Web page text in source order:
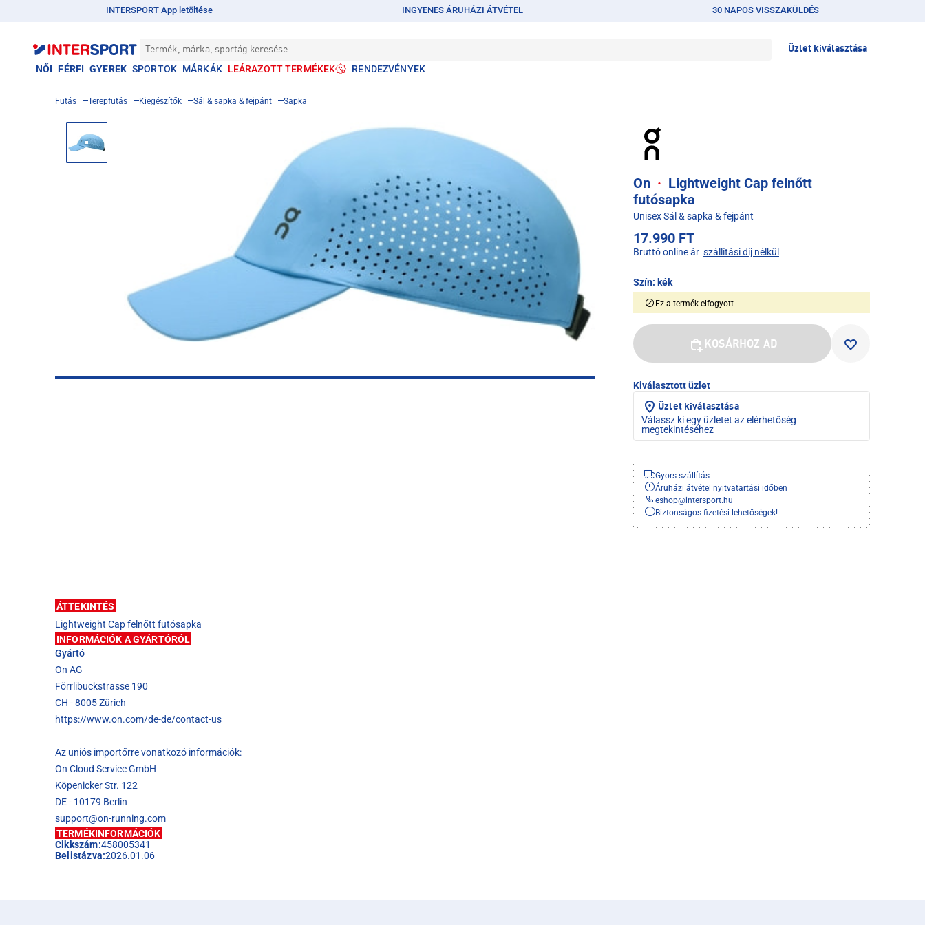
INTERSPORT App letöltése INGYENES ÁRUHÁZI ÁTVÉTEL 30 NAPOS VISSZAKÜLDÉS
Termék, márka, sportág keresése Üzlet kiválasztása
NŐI FÉRFI GYEREK SPORTOK MÁRKÁK LEÁRAZOTT TERMÉKEK RENDEZVÉNYEK
Futás Terepfutás Kiegészítők Sál & sapka & fejpánt Sapka
On · Lightweight Cap felnőtt
futósapka
Unisex Sál & sapka & fejpánt
17.990 FT
Bruttó online ár szállítási díj nélkül
Szín: kék
Ez a termék elfogyott
KOSÁRHOZ AD
Kiválasztott üzlet
Üzlet kiválasztása
Válassz ki egy üzletet az elérhetőség
megtekintéséhez
Gyors szállítás
Áruházi átvétel nyitvatartási időben
eshop@intersport.hu
Biztonságos fizetési lehetőségek!
ÁTTEKINTÉS
Lightweight Cap felnőtt futósapka
INFORMÁCIÓK A GYÁRTÓRÓL
Gyártó
On AG
Förrlibuckstrasse 190
CH - 8005 Zürich
https://www.on.com/de-de/contact-us
Az uniós importőrre vonatkozó információk:
On Cloud Service GmbH
Köpenicker Str. 122
DE - 10179 Berlin
support@on-running.com
TERMÉKINFORMÁCIÓK
Cikkszám:458005341
Belistázva:2026.01.06